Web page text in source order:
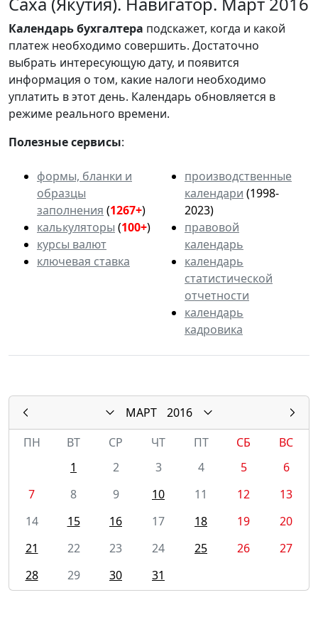
Календарьбухгалтера подскажет, когда и какой
платеж необходимо совершить. Достаточно
выбрать интересующую дату, и появится
информация о том, какие налоги необходимо
уплатить в этот день. Календарь обновляется в
режиме реального времени.
Полезные сервисы:
формы, бланки и
образцы
заполнения (1267+)
калькуляторы (100+)
курсы валют
ключевая ставка
производственные
календари (1998-
2023)
правовой
календарь
календарь
статистической
отчетности
календарь
кадровика
МАРТ
2016
ПН
ВТ СР ЧТ ПТ СБ
ВС
1
2 3 4 5
6
7
8 9 10 11 12
13
14
15 16 17 18 19
20
21
22 23 24 25 26
27
28
29 30 31